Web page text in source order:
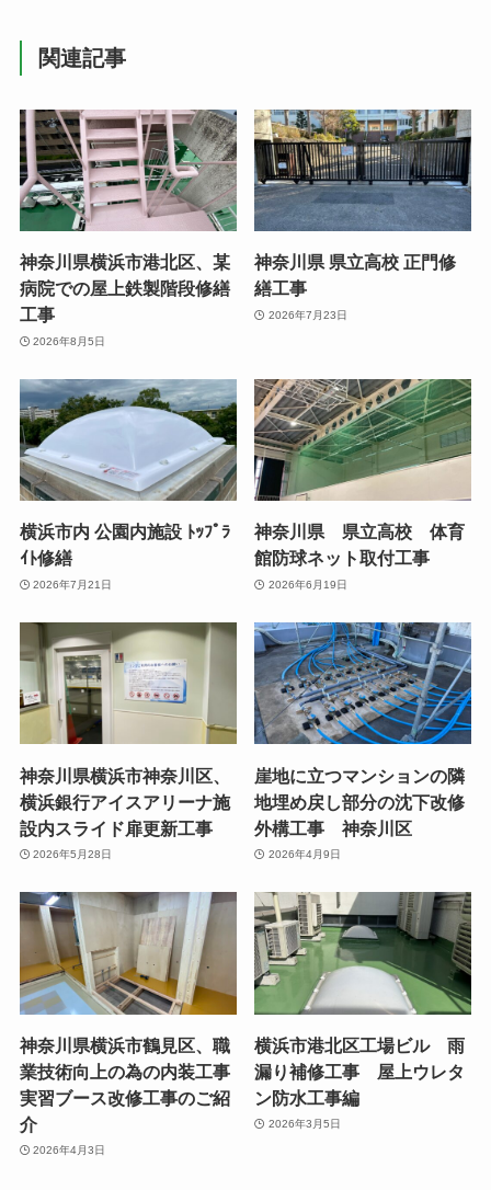
関連記事
神奈川県横浜市港北区、某
病院での屋上鉄製階段修繕
工事
2026年8月5日
神奈川県 県立高校 正門修
繕工事
2026年7月23日
横浜市内 公園内施設 ﾄｯﾌﾟﾗ
ｲﾄ修繕
2026年7月21日
神奈川県 県立高校 体育
館防球ネット取付工事
2026年6月19日
神奈川県横浜市神奈川区、
横浜銀行アイスアリーナ施
設内スライド扉更新工事
2026年5月28日
崖地に立つマンションの隣
地埋め戻し部分の沈下改修
外構工事 神奈川区
2026年4月9日
神奈川県横浜市鶴見区、職
業技術向上の為の内装工事
実習ブース改修工事のご紹
介
2026年4月3日
横浜市港北区工場ビル 雨
漏り補修工事 屋上ウレタ
ン防水工事編
2026年3月5日